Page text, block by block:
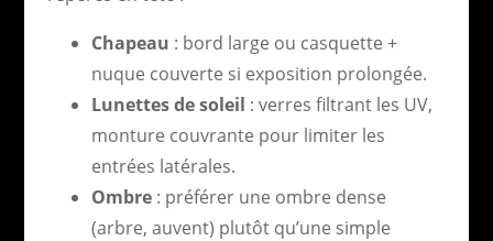
Chapeau : bord large ou casquette +
nuque couverte si exposition prolongée.
Lunettes de soleil : verres filtrant les UV,
monture couvrante pour limiter les
entrées latérales.
Ombre: préférer une ombre dense
(arbre, auvent) plutôt qu’une simple